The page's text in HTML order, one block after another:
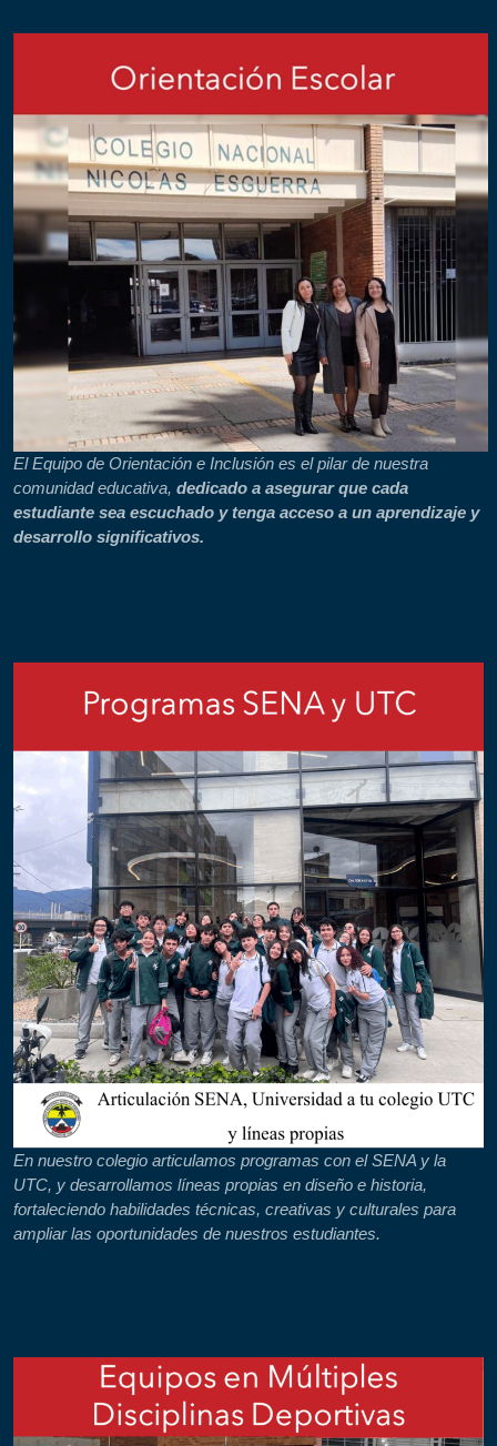
El Equipo de Orientación e Inclusión es el pilar de nuestra
comunidad educativa, dedicado a asegurar que cada
estudiante sea escuchado y tenga acceso a un aprendizaje y
desarrollo significativos.
En nuestro colegio articulamos programas con el SENA y la
UTC, y desarrollamos líneas propias en diseño e historia,
fortaleciendo habilidades técnicas, creativas y culturales para
ampliar las oportunidades de nuestros estudiantes.